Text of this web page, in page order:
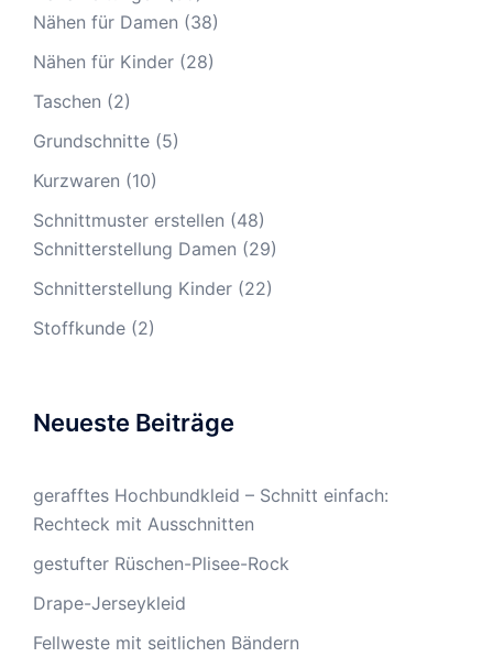
Nähen für Damen (38)
Nähen für Kinder (28)
Taschen (2)
Grundschnitte (5)
Kurzwaren (10)
Schnittmuster erstellen (48)
Schnitterstellung Damen (29)
Schnitterstellung Kinder (22)
Stoffkunde (2)
Neueste Beiträge
gerafftes Hochbundkleid – Schnitt einfach:
Rechteck mit Ausschnitten
gestufter Rüschen-Plisee-Rock
Drape-Jerseykleid
Fellweste mit seitlichen Bändern